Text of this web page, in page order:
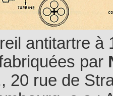
antitartre
par
20 rue de